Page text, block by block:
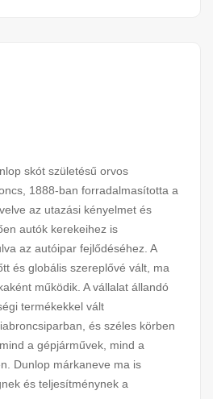
skót születésű orvos
1888-ban forradalmasította a
az utazási kényelmet és
autók kerekeihez is
az autóipar fejlődéséhez. A
és globális szereplővé vált, ma
működik. A vállalat állandó
termékekkel vált
és széles körben
a gépjárművek, mind a
Dunlop márkaneve ma is
és teljesítménynek a